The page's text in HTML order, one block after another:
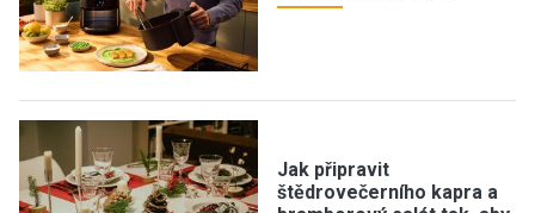
Jak připravit
štědrovečerního kapra a